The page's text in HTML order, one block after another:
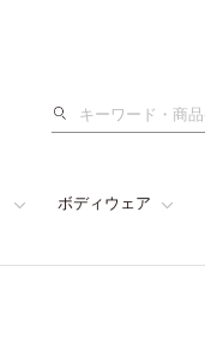
検
ボディウェア